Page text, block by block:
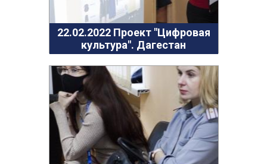
22.02.2022 Проект "Цифровая
культура". Дагестан